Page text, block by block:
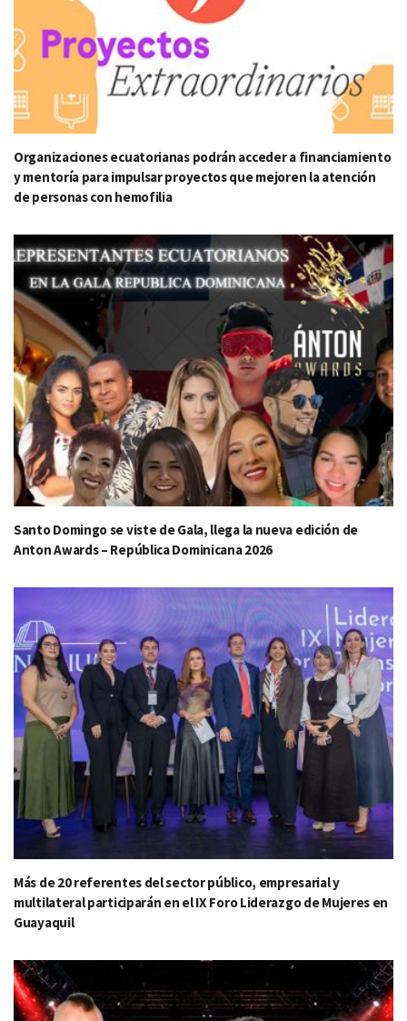
Organizaciones ecuatorianas podrán acceder a financiamiento
y mentoría para impulsar proyectos que mejoren la atención
de personas con hemofilia
Santo Domingo se viste de Gala, llega la nueva edición de
Anton Awards – República Dominicana 2026
Más de 20 referentes del sector público, empresarial y
multilateral participarán en el IX Foro Liderazgo de Mujeres en
Guayaquil